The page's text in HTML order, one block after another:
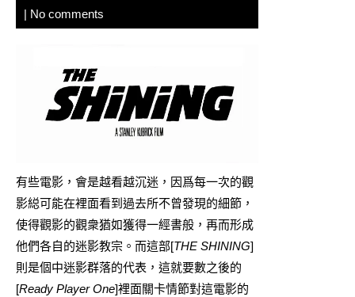
| No comments
有些電影，會是越看越沉迷，因爲每一次的觀
影縂可能在裡面看到過去所不曾發現的細節，
使得觀影的觀衆猶如獲得一經書般，再而形成
他們各自的迷影教宗。而這部[THE SHINING]
則是個中迷影群落的代表，這就要數之後的
[Ready Player One]裡面關卡情節對這電影的